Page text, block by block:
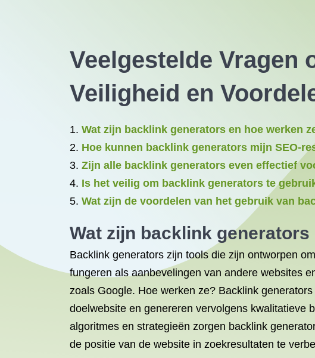
Veelgestelde Vragen
Veiligheid en
Wat zijn backlink generators en hoe werken
Hoe kunnen backlink generators mijn SEO-
Zijn alle backlink generators even effectief
Is het veilig om backlink generators te
Wat zijn de voordelen van het gebruik van
Wat zijn backlink generators
Backlink generators zijn tools die zijn ontworpen
fungeren als aanbevelingen van andere websites
zoals Google. Hoe werken ze? Backlink
doelwebsite en genereren vervolgens kwalitatieve
algoritmes en strategieën zorgen backlink
de positie van de website in zoekresultaten te